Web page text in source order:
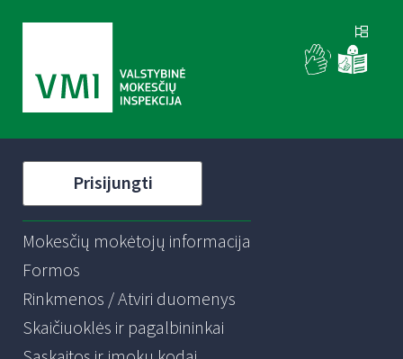
Prisijungti
Mokesčių mokėtojų informacija
Formos
Rinkmenos / Atviri duomenys
Skaičiuoklės ir pagalbininkai